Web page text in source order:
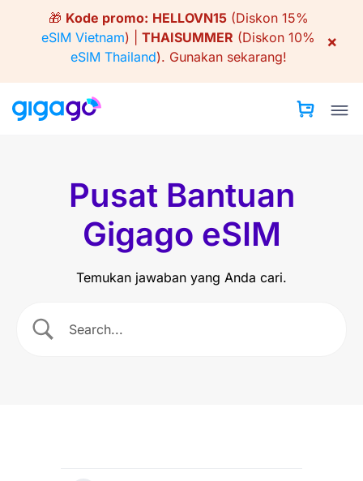
🎁 Kode promo: HELLOVN15(Diskon 15%
eSIM Vietnam) | THAISUMMER (Diskon 10%
eSIM Thailand). Gunakan sekarang!
×
Pusat Bantuan
Gigago eSIM
Temukan jawaban yang Anda cari.